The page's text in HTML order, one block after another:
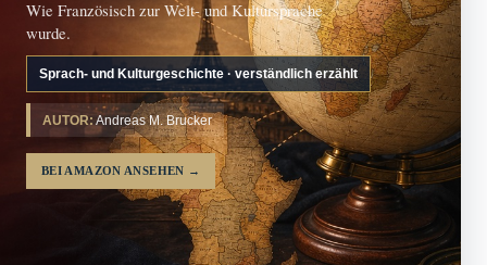
Wie Französisch zur Welt- und Kultursprache
wurde.
Sprach- und Kulturgeschichte · verständlich erzählt
AUTOR: Andreas M. Brucker
BEI AMAZON ANSEHEN →